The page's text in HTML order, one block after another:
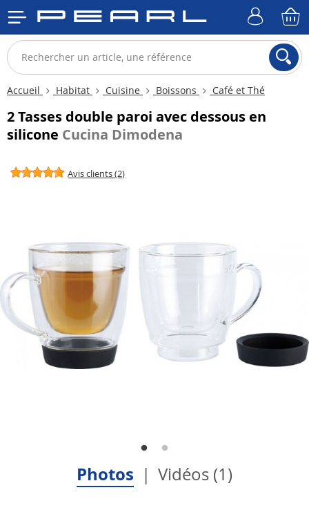
Accueil Habitat Cuisine Boissons Café et Thé
2 Tasses double paroi avec dessous en
silicone Cucina Dimodena
Avis clients (2)
Photos Vidéos (1)